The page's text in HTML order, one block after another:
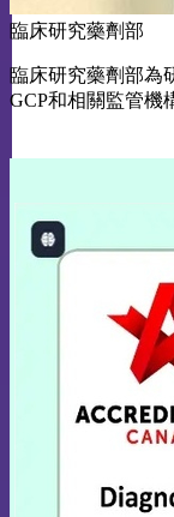
臨床研究藥劑部
臨床研究藥劑部為
GCP和相關監管機